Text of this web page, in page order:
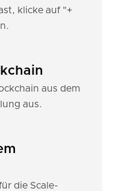
klicke auf "+
aus dem
aus.
die Scale-